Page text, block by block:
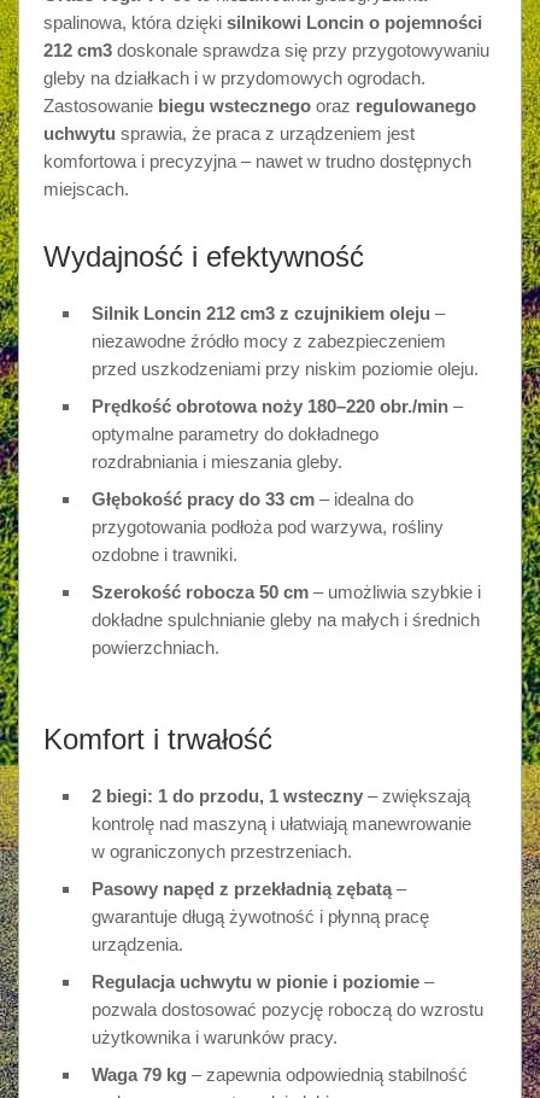
spalinowa, która dzięki silnikowi Loncin o pojemności
212 cm3 doskonale sprawdza się przy przygotowywaniu
gleby na działkach i w przydomowych ogrodach.
Zastosowanie biegu wstecznego oraz regulowanego
uchwytu sprawia, że praca z urządzeniem jest
komfortowa i precyzyjna – nawet w trudno dostępnych
miejscach.
Wydajność i efektywność
Silnik Loncin 212 cm3 z czujnikiem oleju –
niezawodne źródło mocy z zabezpieczeniem
przed uszkodzeniami przy niskim poziomie oleju.
Prędkość obrotowa noży 180–220 obr./min –
optymalne parametry do dokładnego
rozdrabniania i mieszania gleby.
Głębokość pracy do 33 cm – idealna do
przygotowania podłoża pod warzywa, rośliny
ozdobne i trawniki.
Szerokość robocza 50 cm – umożliwia szybkie i
dokładne spulchnianie gleby na małych i średnich
powierzchniach.
Komfort i trwałość
2 biegi: 1 do przodu, 1 wsteczny – zwiększają
kontrolę nad maszyną i ułatwiają manewrowanie
w ograniczonych przestrzeniach.
Pasowy napęd z przekładnią zębatą –
gwarantuje długą żywotność i płynną pracę
urządzenia.
Regulacja uchwytu w pionie i poziomie –
pozwala dostosować pozycję roboczą do wzrostu
użytkownika i warunków pracy.
Waga 79 kg – zapewnia odpowiednią stabilność